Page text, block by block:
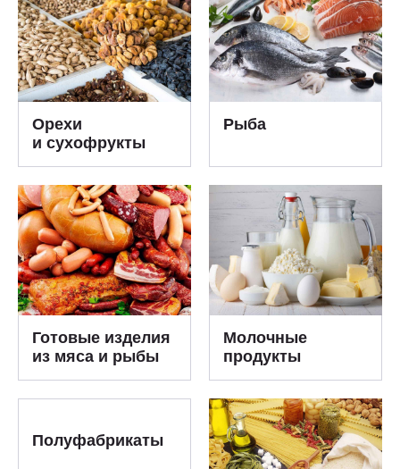
Орехи
и сухофрукты
Рыба
Готовые изделия
из мяса и рыбы
Молочные
продукты
Полуфабрикаты